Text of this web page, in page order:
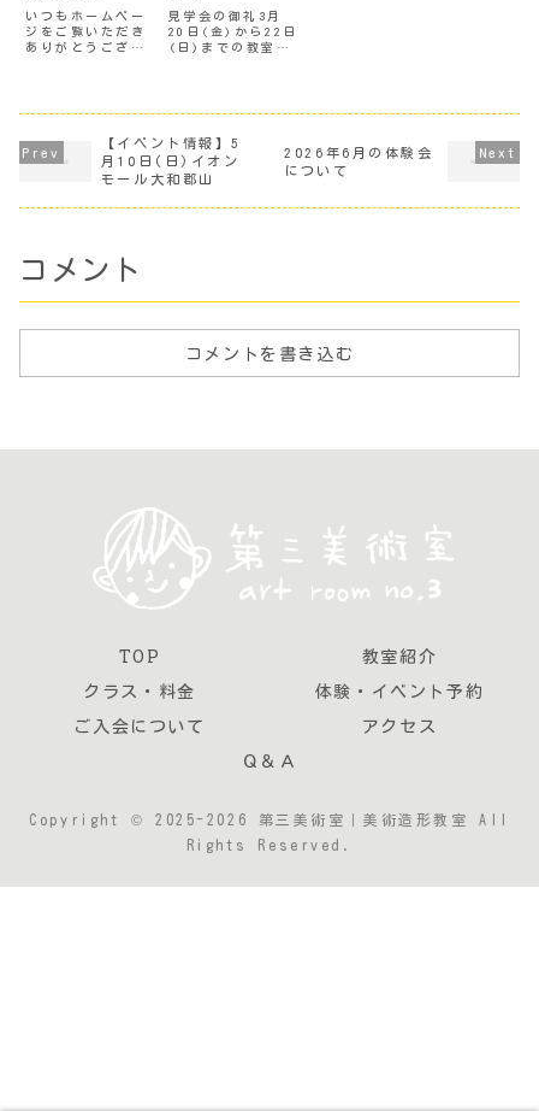
いつもホームペー
ジをご覧いただき
ありがとうござい
しょうか。さて、7
月29日(水)、31日
(金)に「美術自習
室」と題してオー
見学会の御礼3月
20日(金)から22日
(日)までの教室完
いただいたみなさ
ま、本当にありが
とうございまし
た。たくさんの方
【イベント情報】5
月10日(日)イオン
モール大和郡山
2026年6月の体験会
について
コメント
コメントを書き込む
TOP
教室紹介
クラス・料金
体験・イベント予約
ご入会について
アクセス
Ｑ＆Ａ
Copyright © 2025-2026 第三美術室｜美術造形教室 All
Rights Reserved.